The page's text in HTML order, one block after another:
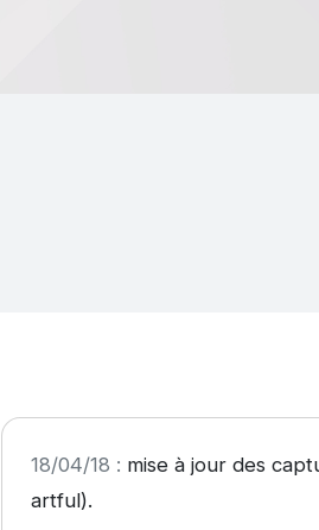
18/04/18 : mise à jour des
artful).